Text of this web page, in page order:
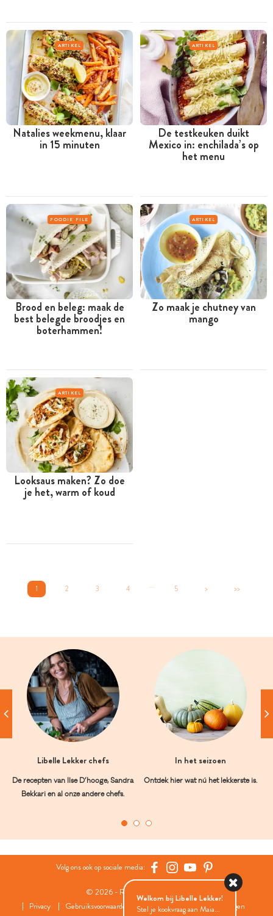
ARTIKEL
Natalies weekmenu, klaar
in 15 minuten
ARTIKEL
De testkeuken duikt
Mexico in: enchilada’s op
het menu
FOODIE FILE
Brood en beleg: maak de
best belegde broodjes en
boterhammen!
ARTIKEL
Zo maak je chutney van
mango
ARTIKEL
Looksaus maken? Zo doe
je het, warm of koud
1 2 3 4 ... 5 > >>
Libelle Lekker chefs
De recepten van Ilse D’hooge, Sandra
Bekkari en al onze andere chefs.
In het seizoen
Ontdek hier wat nú het lekkerste is.
Volg ons ook op sociale media:
© 2026 - Roularta Media Group
Privacy
Gebruiksvoorwaarden Cookies Cookies instellingen
Welkom bij Libelle Lekker!
Stel je kookvraag aan Maia...